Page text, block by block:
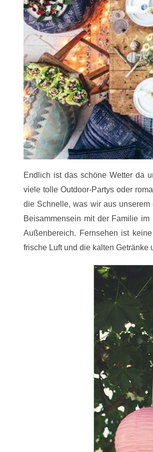
Endlich ist das schöne Wetter da
viele tolle Outdoor-Partys oder
die Schnelle, was wir aus
Beisammensein mit der Familie
Außenbereich. Fernsehen ist
frische Luft und die kalten Getränke